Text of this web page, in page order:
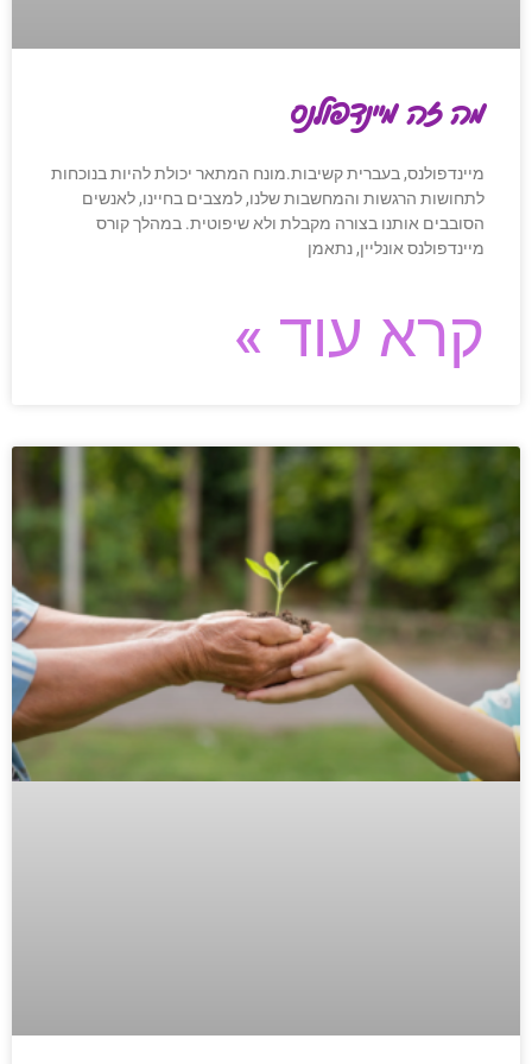
מה זה מיינדפולנס
מיינדפולנס, בעברית קשיבות.מונח המתאר יכולת להיות בנוכחות
לתחושות הרגשות והמחשבות שלנו, למצבים בחיינו, לאנשים
הסובבים אותנו בצורה מקבלת ולא שיפוטית. במהלך קורס
מיינדפולנס אונליין, נתאמן
קרא עוד »